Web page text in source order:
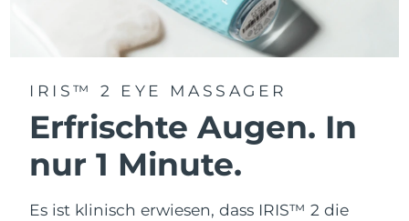
IRIS™ 2 EYE MASSAGER
Erfrischte Augen. In
nur 1 Minute.
Es ist klinisch erwiesen, dass IRIS™ 2 die